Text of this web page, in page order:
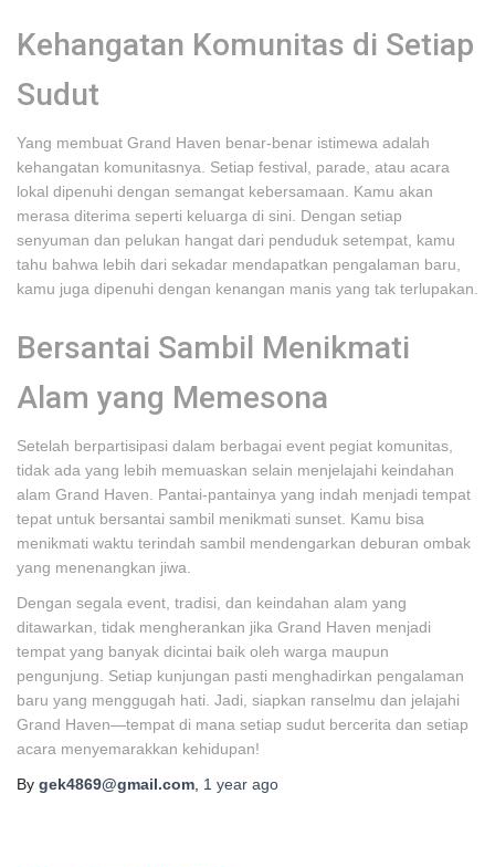
Kehangatan Komunitas di Setiap
Sudut
Yang membuat Grand Haven benar-benar istimewa adalah
kehangatan komunitasnya. Setiap festival, parade, atau acara
lokal dipenuhi dengan semangat kebersamaan. Kamu akan
merasa diterima seperti keluarga di sini. Dengan setiap
senyuman dan pelukan hangat dari penduduk setempat, kamu
tahu bahwa lebih dari sekadar mendapatkan pengalaman baru,
kamu juga dipenuhi dengan kenangan manis yang tak terlupakan.
Bersantai Sambil Menikmati
Alam yang Memesona
Setelah berpartisipasi dalam berbagai event pegiat komunitas,
tidak ada yang lebih memuaskan selain menjelajahi keindahan
alam Grand Haven. Pantai-pantainya yang indah menjadi tempat
tepat untuk bersantai sambil menikmati sunset. Kamu bisa
menikmati waktu terindah sambil mendengarkan deburan ombak
yang menenangkan jiwa.
Dengan segala event, tradisi, dan keindahan alam yang
ditawarkan, tidak mengherankan jika Grand Haven menjadi
tempat yang banyak dicintai baik oleh warga maupun
pengunjung. Setiap kunjungan pasti menghadirkan pengalaman
baru yang menggugah hati. Jadi, siapkan ranselmu dan jelajahi
Grand Haven—tempat di mana setiap sudut bercerita dan setiap
acara menyemarakkan kehidupan!
By gek4869@gmail.com 1 year ago